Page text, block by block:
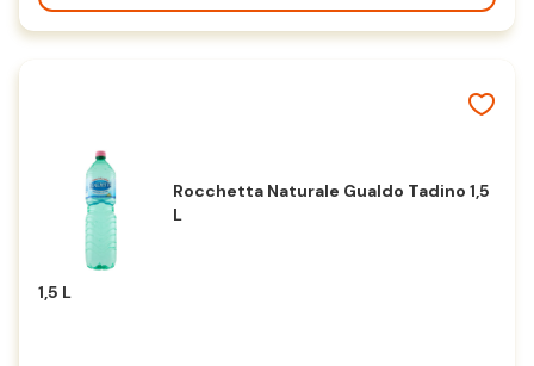
Rocchetta Naturale Gualdo Tadino 1,5
L
1,5 L